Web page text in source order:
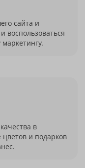
сайта и
воспользоваться
в
цветов и подарков